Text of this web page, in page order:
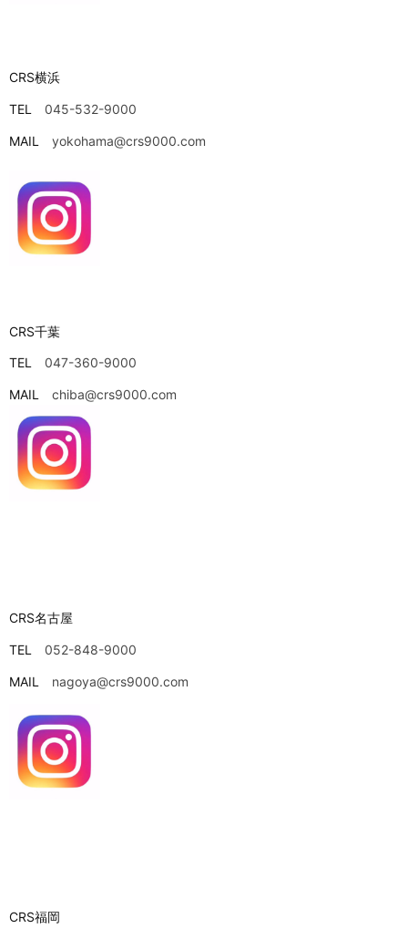
CRS横浜
TEL 045-532-9000
MAIL yokohama@crs9000.com
CRS千葉
TEL 047-360-9000
MAIL chiba@crs9000.com
CRS名古屋
TEL 052-848-9000
MAIL nagoya@crs9000.com
CRS福岡